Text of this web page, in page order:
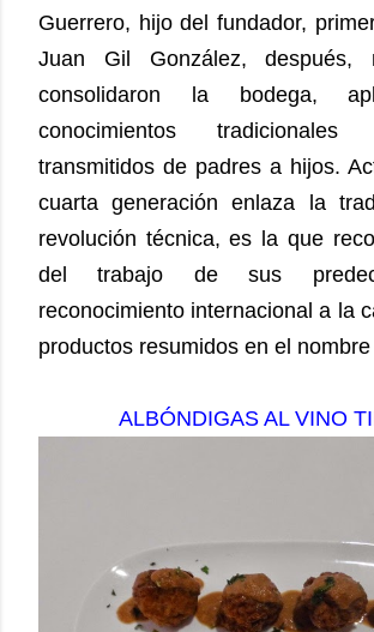
Guerrero, hijo del fundador,
Juan Gil González, después,
consolidaron la bodega,
conocimientos
transmitidos de padres a hijos.
cuarta generación enlaza la
revolución técnica, es la que
del trabajo de sus
reconocimiento internacional a la
productos resumidos en el nombre
ALBÓNDIGAS AL VINO